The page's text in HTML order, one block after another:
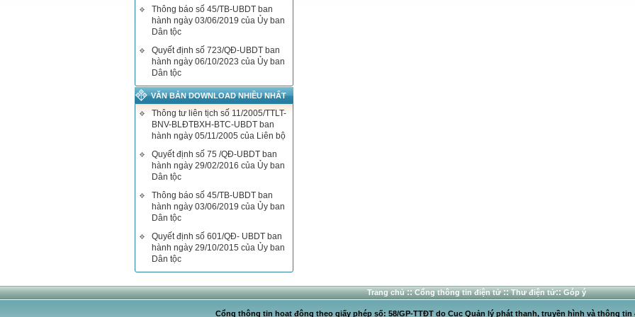
Thông báo số 45/TB-UBDT ban
hành ngày 03/06/2019 của Ủy ban
Dân tộc
Quyết định số 723/QĐ-UBDT ban
hành ngày 06/10/2023 của Ủy ban
Dân tộc
VĂN BẢN DOWNLOAD NHIỀU NHẤT
Thông tư liên tịch số 11/2005/TTLT-
BNV-BLĐTBXH-BTC-UBDT ban
hành ngày 05/11/2005 của Liên bộ
Quyết định số 75 /QĐ-UBDT ban
hành ngày 29/02/2016 của Ủy ban
Dân tộc
Thông báo số 45/TB-UBDT ban
hành ngày 03/06/2019 của Ủy ban
Dân tộc
Quyết định số 601/QĐ- UBDT ban
hành ngày 29/10/2015 của Ủy ban
Dân tộc
Trang chủ:: Cổng thông tin điện tử:: Thư điện tử:: Góp ý
Cổng thông tin hoạt động theo giấy phép số: 58/GP-TTĐT do Cục Quản lý phát thanh, truyền hình và thông tin